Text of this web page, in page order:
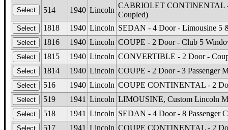
514 1940 Lincoln
CABRIOLET CONTINENTAL -
Coupled)
1818
1940 Lincoln SEDAN - 4 Door - Limousine 5
1816
1940 Lincoln COUPE - 2 Door - Club 5
1815
1940 Lincoln CONVERTIBLE - 2 Door -
1814
1940 Lincoln COUPE - 2 Door - 3 Passenger
516
1940 Lincoln COUPE CONTINENTAL - 2
519
1941 Lincoln LIMOUSINE, Custom Lincoln
518
1941 Lincoln SEDAN - 4 Door - 8 Passenger
517
1941 Lincoln COUPE CONTINENTAL - 2